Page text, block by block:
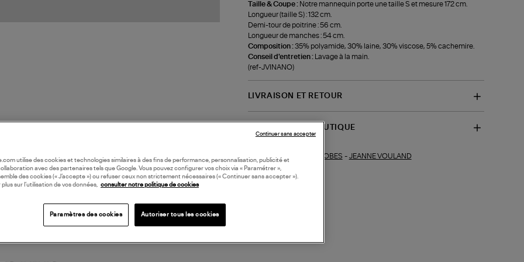
Taille & Coupe : Notre mannequin porte une taille S et mesure 172 cm.
Longueur (taille S) : 132 cm.
Demi-tour de poitrine : 56 cm.
Longueur de manches : 54 cm.
Composition :35% polyamide, 30% laine, 30% viscose, 5% cachemire.
Conseil d'entretien :
Lavage à la main.
(ref-JVINANO)
LIVRAISON ET RETOUR
DISPONIBILITÉ BOUTIQUE
Collections similaires : ROBES - JEANNE VOULAND
utilise des cookies et technologies similaires à des fins de performance, personnalisation, publicité et
avec des partenaires tels que Google. Vous pouvez configurer vos choix via « Paramétrer »,
des cookies (« J’accepte ») ou refuser ceux non strictement nécessaires (« Continuer sans accepter »).
plus sur l’utilisation de vos données, consulter notre politique de cookies
Paramètres des cookies Autoriser tous les cookies
Continuer sans accepter